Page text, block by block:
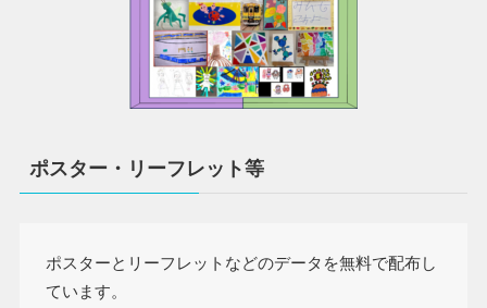
ポスター・リーフレット等
ポスターとリーフレットなどのデータを無料で配布し
ています。